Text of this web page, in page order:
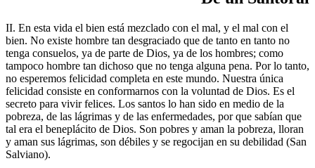
II. En esta vida el bien está mezclado con el mal, y el mal con el
bien. No existe hombre tan desgraciado que de tanto en tanto no
tenga consuelos, ya de parte de Dios, ya de los hombres; como
tampoco hombre tan dichoso que no tenga alguna pena. Por lo tanto,
no esperemos felicidad completa en este mundo. Nuestra única
felicidad consiste en conformarnos con la voluntad de Dios. Es el
secreto para vivir felices. Los santos lo han sido en medio de la
pobreza, de las lágrimas y de las enfermedades, por que sabían que
tal era el beneplácito de Dios. Son pobres y aman la pobreza, lloran
y aman sus lágrimas, son débiles y se regocijan en su debilidad (San
Salviano).